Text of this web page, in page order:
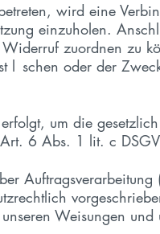
wird eine
einzuholen.
zuordnen zu
l schen oder der
um die
6 Abs. 1 lit. c
Weisungen